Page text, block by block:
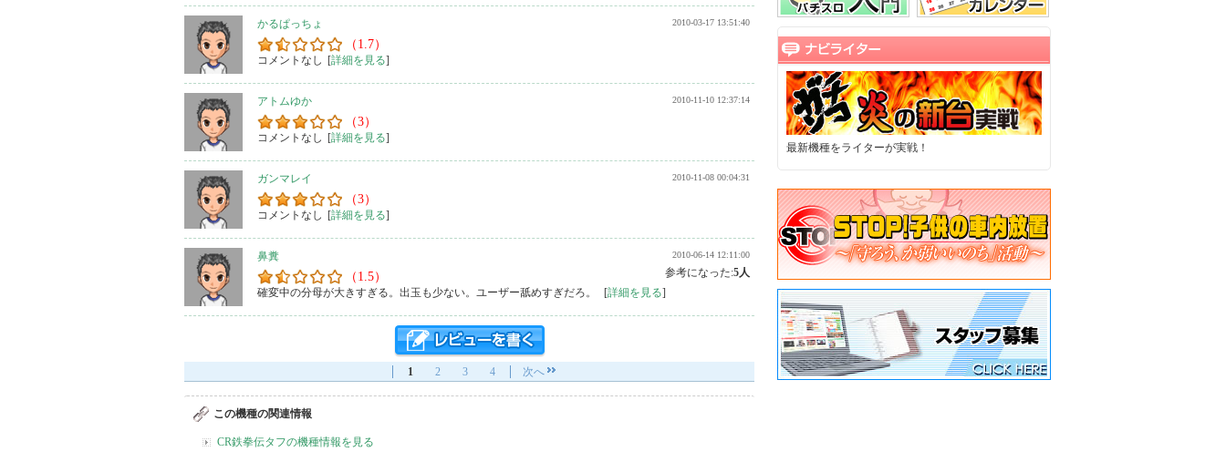
2010-03-17 13:51:40
かるぱっちょ
（1.7）
コメントなし [詳細を見る]
2010-11-10 12:37:14
アトムゆか
（3）
コメントなし [詳細を見る]
2010-11-08 00:04:31
ガンマレイ
（3）
コメントなし [詳細を見る]
2010-06-14 12:11:00
鼻糞
（1.5）
確変中の分母が大きすぎる。出玉も少ない。ユーザー舐めすぎだろ。 [詳細を見る]
参考になった:5人
1 2 3 4 次へ
この機種の関連情報
CR鉄拳伝タフの機種情報を見る
最新機種をライターが実戦！